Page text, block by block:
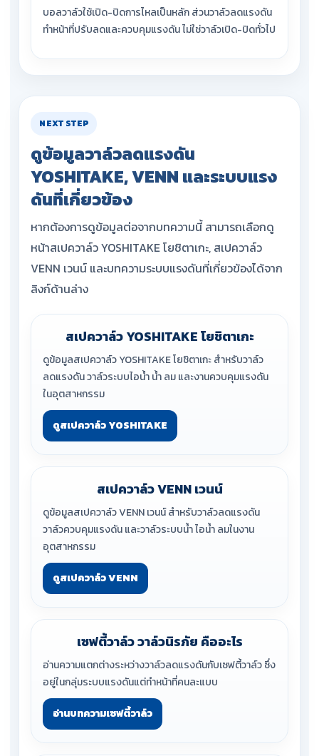
บอลวาล์วใช้เปิด-ปิดการไหลเป็นหลัก ส่วนวาล์วลดแรงดัน
ทำหน้าที่ปรับลดและควบคุมแรงดัน ไม่ใช่วาล์วเปิด-ปิดทั่วไป
NEXT STEP
ดูข้อมูลวาล์วลดแรงดัน
YOSHITAKE, VENN และระบบแรง
ดันที่เกี่ยวข้อง
หากต้องการดูข้อมูลต่อจากบทความนี้ สามารถเลือกดู
หน้าสเปควาล์ว YOSHITAKE โยชิตาเกะ, สเปควาล์ว
VENN เวนน์ และบทความระบบแรงดันที่เกี่ยวข้องได้จาก
ลิงก์ด้านล่าง
สเปควาล์ว YOSHITAKE โยชิตาเกะ
ดูข้อมูลสเปควาล์ว YOSHITAKE โยชิตาเกะ สำหรับวาล์ว
ลดแรงดัน วาล์วระบบไอน้ำ น้ำ ลม และงานควบคุมแรงดัน
ในอุตสาหกรรม
ดูสเปควาล์ว YOSHITAKE
สเปควาล์ว VENN เวนน์
ดูข้อมูลสเปควาล์ว VENN เวนน์ สำหรับวาล์วลดแรงดัน
วาล์วควบคุมแรงดัน และวาล์วระบบน้ำ ไอน้ำ ลมในงาน
อุตสาหกรรม
ดูสเปควาล์ว VENN
เซฟตี้วาล์ว วาล์วนิรภัย คืออะไร
อ่านความแตกต่างระหว่างวาล์วลดแรงดันกับเซฟตี้วาล์ว ซึ่ง
อยู่ในกลุ่มระบบแรงดันแต่ทำหน้าที่คนละแบบ
อ่านบทความเซฟตี้วาล์ว